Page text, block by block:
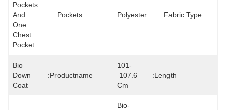
Fabric Type:
Polyester
Pockets:
Pockets
And
One
Chest
Pocket
Length:
101-
Cm
Productname:
Bio
Down
Coat
Bio-